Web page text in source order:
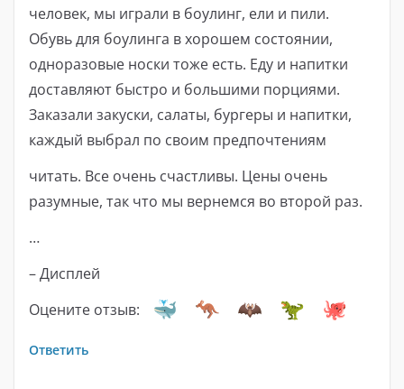
человек, мы играли в боулинг, ели и пили.
Обувь для боулинга в хорошем состоянии,
одноразовые носки тоже есть. Еду и напитки
доставляют быстро и большими порциями.
Заказали закуски, салаты, бургеры и напитки,
каждый выбрал по своим предпочтениям
читать. Все очень счастливы. Цены очень
разумные, так что мы вернемся во второй раз.
…
– Дисплей
Оцените отзыв:
Ответить